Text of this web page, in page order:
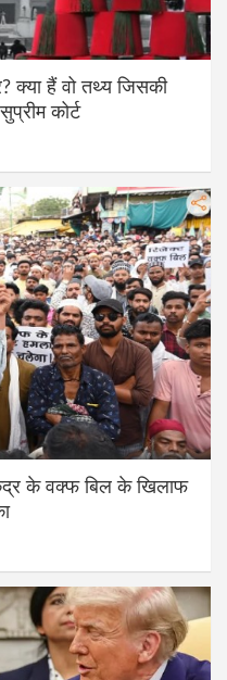
क्या हैं वो तथ्य जिसकी
कोर्ट
के वक्फ बिल के खिलाफ